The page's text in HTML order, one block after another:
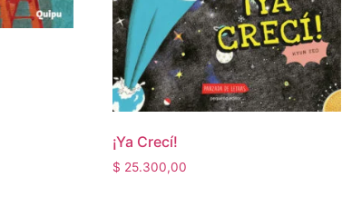
¡Ya Crecí!
$ 25.300,00